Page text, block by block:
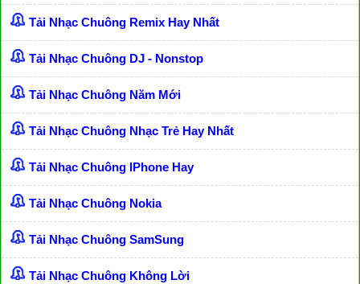
Tải Nhạc Chuông Remix Hay Nhất
Tải Nhạc Chuông DJ - Nonstop
Tải Nhạc Chuông Năm Mới
Tải Nhạc Chuông Nhạc Trẻ Hay Nhất
Tải Nhạc Chuông IPhone Hay
Tải Nhạc Chuông Nokia
Tải Nhạc Chuông SamSung
Tải Nhạc Chuông Không Lời